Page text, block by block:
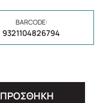
BARCODE:
9321104826794
ΠΡΟΣΘΗΚΗ